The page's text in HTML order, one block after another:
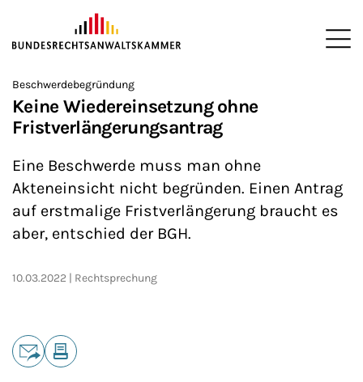
ZUM HAUPTINHALT SPRINGEN
Sie befinden sich hier:
>
Startseite
>
Newsroom
Beschwerdebegründung
Keine Wiedereinsetzung ohne
Fristverlängerungsantrag
Eine Beschwerde muss man ohne
Akteneinsicht nicht begründen. Einen Antrag
auf erstmalige Fristverlängerung braucht es
aber, entschied der BGH.
10.03.2022 Rechtsprechung
Teilen